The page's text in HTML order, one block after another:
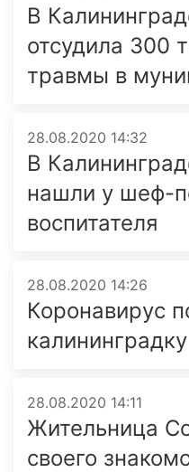
В
отсудила 300
травмы в
28.08.2020 14:32
В
нашли у шеф-
воспитателя
28.08.2020 14:26
Коронавирус
калининградку
28.08.2020 14:11
Жительница
своего